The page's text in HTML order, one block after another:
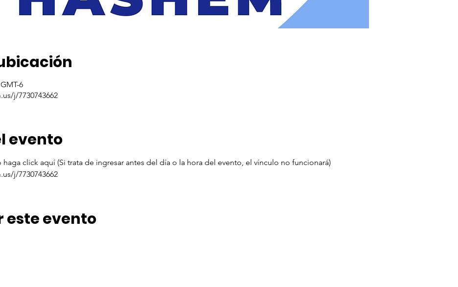
6
j/7730743662
evento
haga click aquí (Si trata de ingresar antes del día o la hora del evento, el vínculo no funcionará)
j/7730743662
evento